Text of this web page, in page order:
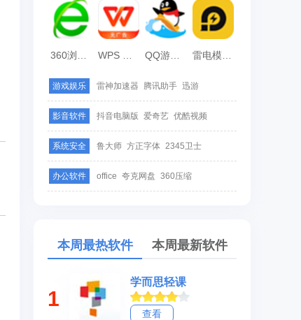
雷电模拟器
游戏娱乐 雷神加速器 腾讯助手 迅游
影音软件 抖音电脑版 爱奇艺 优酷视频
系统安全 鲁大师 方正字体 2345卫士
办公软件 office 夸克网盘 360压缩
本周最热软件 本周最新软件
1
学而思轻课
查看